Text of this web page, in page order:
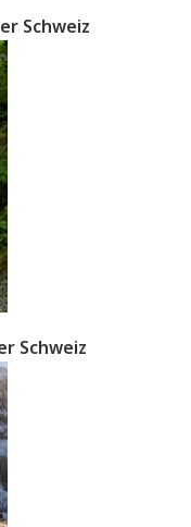
Schweiz
Schweiz